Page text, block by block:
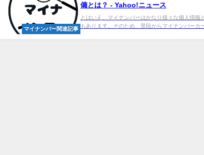
マイナンバー関連記事
備とは？ - Yahoo!ニュース
とはいえ、マイナンバーはかなり様々な個人情報
もあります。そのため、普段からマイナンバーカ